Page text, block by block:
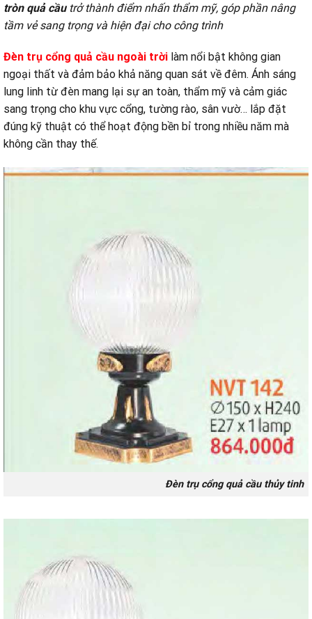
tròn quả cầutrở thành điểm nhấn thẩm mỹ, góp phần nâng
tầm vẻ sang trọng và hiện đại cho công trình
Đèn trụ cổng quả cầu ngoài trời làm nổi bật không gian
ngoại thất và đảm bảo khả năng quan sát về đêm. Ánh sáng
lung linh từ đèn mang lại sự an toàn, thẩm mỹ và cảm giác
sang trọng cho khu vực cổng, tường rào, sân vườ… lắp đặt
đúng kỹ thuật có thể hoạt động bền bỉ trong nhiều năm mà
không cần thay thế.
Đèn trụ cổng quả cầu thủy tinh